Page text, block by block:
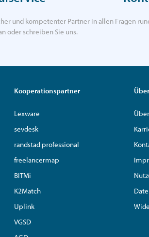
und kompetenter Partner in allen Fragen
oder schreiben Sie uns.
Kooperationspartner
Lexware
sevdesk
randstad professional
freelancermap
BITMi
K2Match
Uplink
VGSD